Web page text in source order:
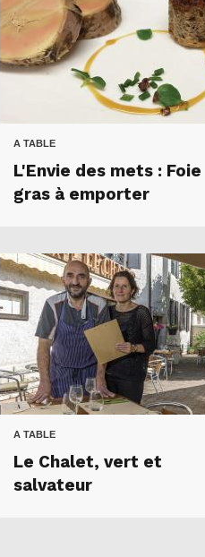
A TABLE
L'Envie des mets : Foie
gras à emporter
A TABLE
Le Chalet, vert et
salvateur